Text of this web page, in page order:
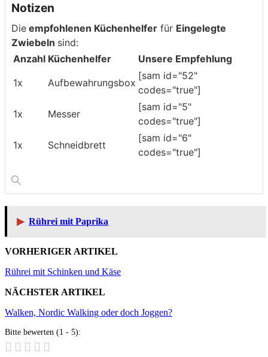
Notizen
Die empfohlenen Küchenhelfer für Eingelegte
Zwiebeln sind:
Anzahl Küchenhelfer
Unsere Empfehlung
1x
Aufbewahrungsbox
[sam id="52"
codes="true"]
1x
Messer
[sam id="5"
codes="true"]
1x
Schneidbrett
[sam id="6"
codes="true"]
▶ Rührei mit Paprika
VORHERIGER ARTIKEL
Rührei mit Schinken und Käse
NÄCHSTER ARTIKEL
Walken, Nordic Walking oder doch Joggen?
Bitte bewerten (1 - 5):